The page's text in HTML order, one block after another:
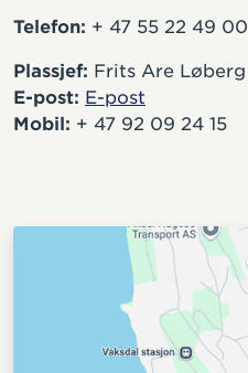
Telefon: + 47 55 22 49 00
Plassjef: Frits Are Løberg
E-post: E-post
Mobil: + 47 92 09 24 15